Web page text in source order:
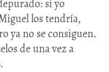
si yo
los tendría,
ya no se consiguen.
de una vez a